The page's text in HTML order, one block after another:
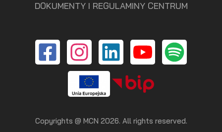
DOKUMENTY I REGULAMINY CENTRUM
Copyrights @ MCN 2026. All rights reserved.